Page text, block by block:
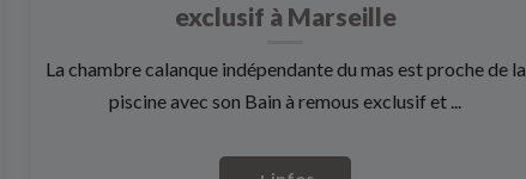
exclusif à Marseille
La chambre calanque indépendante du mas est proche de la
piscine avec son Bain à remous exclusif et ...